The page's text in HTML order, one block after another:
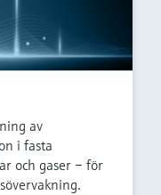
av
i fasta
och gaser – för